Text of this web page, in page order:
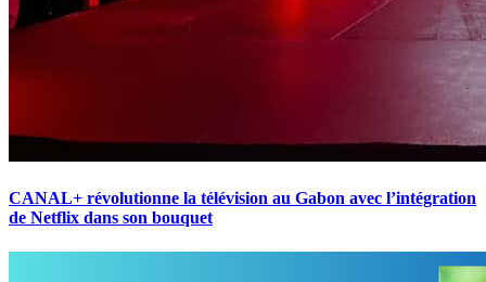
CANAL+ révolutionne la télévision au Gabon avec l’intégration
de Netflix dans son bouquet